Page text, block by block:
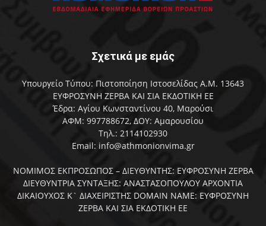
Σχετικά με εμάς
Υπουργείο Τύπου: Πιστοποίηση Ιστοσελίδας Α.Μ. 13643
ΕΥΦΡΟΣΥΝΗ ΖΕΡΒΑ ΚΑΙ ΣΙΑ ΕΚΔΟΤΙΚΗ ΕΕ
Έδρα: Αγίου Κωνσταντίνου 40, Μαρούσι
ΑΦΜ: 997788672, ΔΟΥ: Αμαρουσίου
Τηλ.: 2114102930
Email: info@athmonionvima.gr
ΝΟΜΙΜΟΣ ΕΚΠΡΟΣΩΠΟΣ – ΔΙΕΥΘΥΝΤΗΣ: ΕΥΦΡΟΣΥΝΗ ΖΕΡΒΑ
ΔΙΕΥΘΥΝΤΡΙΑ ΣΥΝΤΑΞΗΣ: ΑΝΑΣΤΑΣΟΠΟΥΛΟΥ ΑΡΧΟΝΤΙΑ
ΔΙΚΑΙΟΥΧΟΣ Κ` ΔΙΑΧΕΙΡΙΣΤΗΣ DOMAIN NAME: ΕΥΦΡΟΣΥΝΗ
ΖΕΡΒΑ ΚΑΙ ΣΙΑ ΕΚΔΟΤΙΚΗ ΕΕ